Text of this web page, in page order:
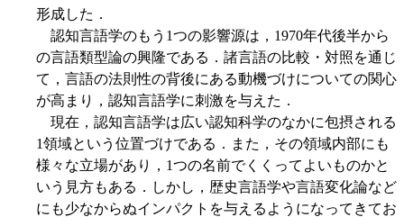
形成した．
認知言語学のもう1つの影響源は，1970年代後半から
の言語類型論の興隆である．諸言語の比較・対照を通じ
て，言語の法則性の背後にある動機づけについての関心
が高まり，認知言語学に刺激を与えた．
現在，認知言語学は広い認知科学のなかに包摂される
1領域という位置づけである．また，その領域内部にも
様々な立場があり，1つの名前でくくってよいものかと
いう見方もある．しかし，歴史言語学や言語変化論など
にも少なからぬインパクトを与えるようになってきてお